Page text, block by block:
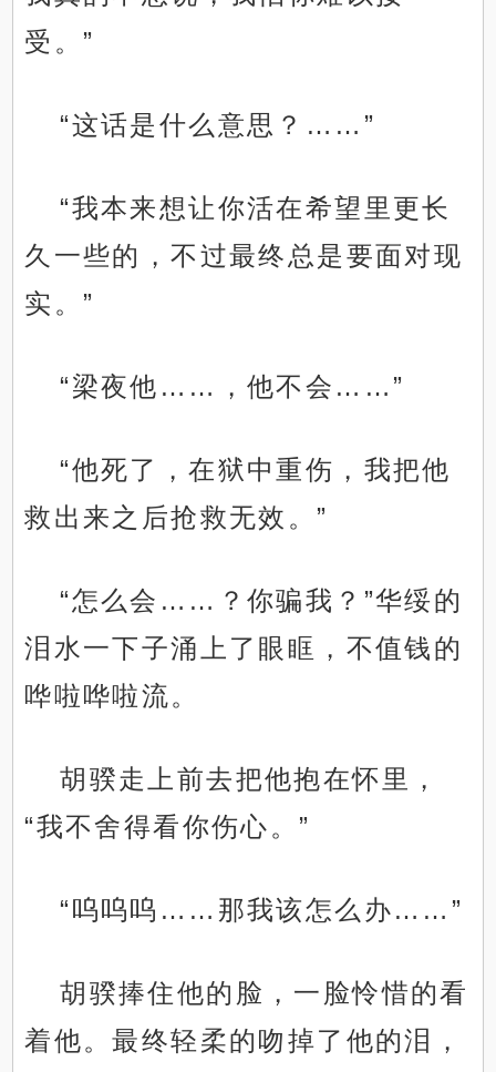
受。”
“这话是什么意思？……”
“我本来想让你活在希望里更长
久一些的，不过最终总是要面对现
实。”
“梁夜他……，他不会……”
“他死了，在狱中重伤，我把他
救出来之后抢救无效。”
“怎么会……？你骗我？”华绥的
泪水一下子涌上了眼眶，不值钱的
哗啦哗啦流。
胡骙走上前去把他抱在怀里，
“我不舍得看你伤心。”
“呜呜呜……那我该怎么办……”
胡骙捧住他的脸，一脸怜惜的看
着他。最终轻柔的吻掉了他的泪，